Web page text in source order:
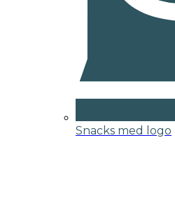
Snacks med logo